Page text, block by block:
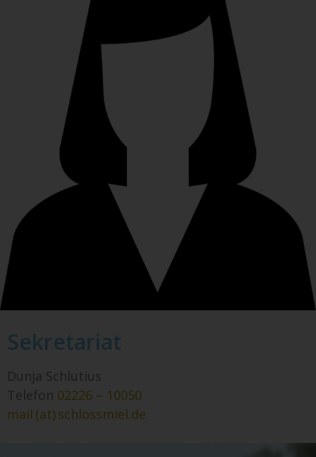
Sekretariat
Dunja Schlutius
Telefon 02226 – 10050
mail (at) schlossmiel.de